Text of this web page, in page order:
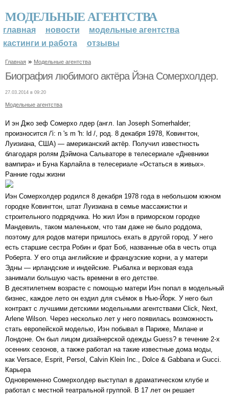
МОДЕЛЬНЫЕ АГЕНТСТВА
главная новости
модельные агентства
кастинги и работа
отзывы
Главная » Модельные агентства
Биография любимого актёра Йэна Сомерхолдер.
27.03.2014 в 09:20
Модельные агентства
И эн Джо зеф Сомерхо лдер (англ. Ian Joseph Somerhalder;
произносится /'i: n 's m 'h: ld /, род. 8 декабря 1978, Ковингтон,
Луизиана, США) — американский актёр. Получил известность
благодаря ролям Дэймона Сальваторе в телесериале «Дневники
вампира» и Буна Карлайла в телесериале «Остаться в живых».
Ранние годы жизни
Иэн Сомерхолдер родился 8 декабря 1978 года в небольшом южном
городке Ковингтон, штат Луизиана в семье массажистки и
строительного подрядчика. Но жил Иэн в приморском городке
Мандевиль, таком маленьком, что там даже не было роддома,
поэтому для родов матери пришлось ехать в другой город. У него
есть старшие сестра Робин и брат Боб, названные оба в честь отца
Роберта. У его отца английские и французские корни, а у матери
Эдны — ирландские и индейские. Рыбалка и верховая езда
занимали большую часть времени в его детстве.
В десятилетнем возрасте с помощью матери Иэн попал в модельный
бизнес, каждое лето он ездил для съёмок в Нью-Йорк. У него был
контракт с лучшими детскими модельными агентствами Click, Next,
Arlene Wilson. Через несколько лет у него появилась возможность
стать европейской моделью, Иэн побывал в Париже, Милане и
Лондоне. Он был лицом дизайнерской одежды Guess? в течение 2-х
осенних сезонов, а также работал на такие известные дома моды,
как Versace, Esprit, Persol, Calvin Klein Inc., Dolce & Gabbana и Gucci.
Карьера
Одновременно Сомерхолдер выступал в драматическом клубе и
работал с местной театральной группой. В 17 лет он решает